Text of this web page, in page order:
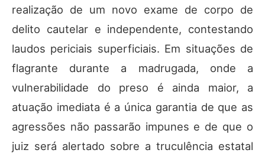
realização de um novo exame de corpo de
delito cautelar e independente, contestando
laudos periciais superficiais. Em situações de
flagrante durante a madrugada, onde a
vulnerabilidade do preso é ainda maior, a
atuação imediata é a única garantia de que as
agressões não passarão impunes e de que o
juiz será alertado sobre a truculência estatal